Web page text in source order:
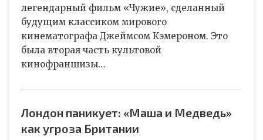
легендарный фильм «Чужие», сделанный
будущим классиком мирового
кинематографа Джеймсом Кэмероном. Это
была вторая часть культовой
кинофраншизы…
Лондон паникует: «Маша и Медведь»
как угроза Британии